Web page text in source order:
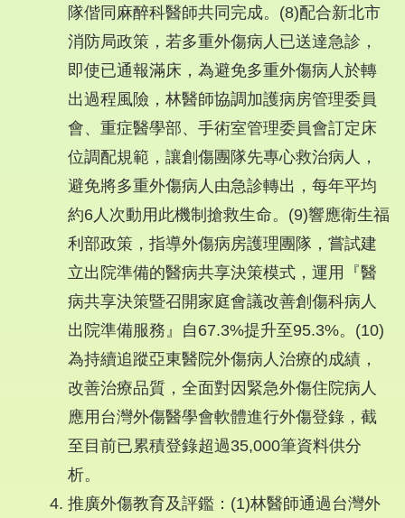
隊偕同麻醉科醫師共同完成。(8)配合新北市
消防局政策，若多重外傷病人已送達急診，
即使已通報滿床，為避免多重外傷病人於轉
出過程風險，林醫師協調加護病房管理委員
會、重症醫學部、手術室管理委員會訂定床
位調配規範，讓創傷團隊先專心救治病人，
避免將多重外傷病人由急診轉出，每年平均
約6人次動用此機制搶救生命。(9)響應衛生福
利部政策，指導外傷病房護理團隊，嘗試建
立出院準備的醫病共享決策模式，運用『醫
病共享決策暨召開家庭會議改善創傷科病人
出院準備服務』自67.3%提升至95.3%。(10)
為持續追蹤亞東醫院外傷病人治療的成績，
改善治療品質，全面對因緊急外傷住院病人
應用台灣外傷醫學會軟體進行外傷登錄，截
至目前已累積登錄超過35,000筆資料供分
析。
推廣外傷教育及評鑑：(1)林醫師通過台灣外